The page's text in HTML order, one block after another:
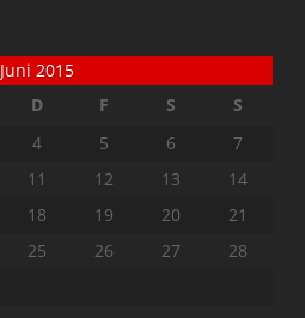
Juni 2015
D F S
S
4 5 6
7
11 12 13
14
18 19 20
21
25 26 27
28